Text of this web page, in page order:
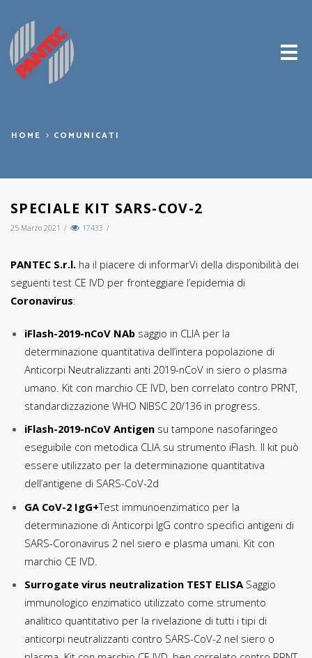
HOME COMUNICATI
SPECIALE KIT SARS-COV-2
25 Marzo 2021 / 17433 /
PANTEC S.r.l. ha il piacere di informarVi della disponibilità dei
seguenti test CE IVD per fronteggiare l’epidemia di
Coronavirus:
iFlash-2019-nCoV NAb saggio in CLIA per la
determinazione quantitativa dell’intera popolazione di
Anticorpi Neutralizzanti anti 2019-nCoV in siero o plasma
umano. Kit con marchio CE IVD, ben correlato contro PRNT,
standardizzazione WHO NIBSC 20/136 in progress.
iFlash-2019-nCoV Antigen su tampone nasofaringeo
eseguibile con metodica CLIA su strumento iFlash. Il kit può
essere utilizzato per la determinazione quantitativa
dell’antigene di SARS-CoV-2d
GA CoV-2 IgG+Test immunoenzimatico per la
determinazione di Anticorpi IgG contro specifici antigeni di
SARS-Coronavirus 2 nel siero e plasma umani. Kit con
marchio CE IVD.
Surrogate virus neutralization TEST ELISA Saggio
immunologico enzimatico utilizzato come strumento
analitico quantitativo per la rivelazione di tutti i tipi di
anticorpi neutralizzanti contro SARS-CoV-2 nel siero o